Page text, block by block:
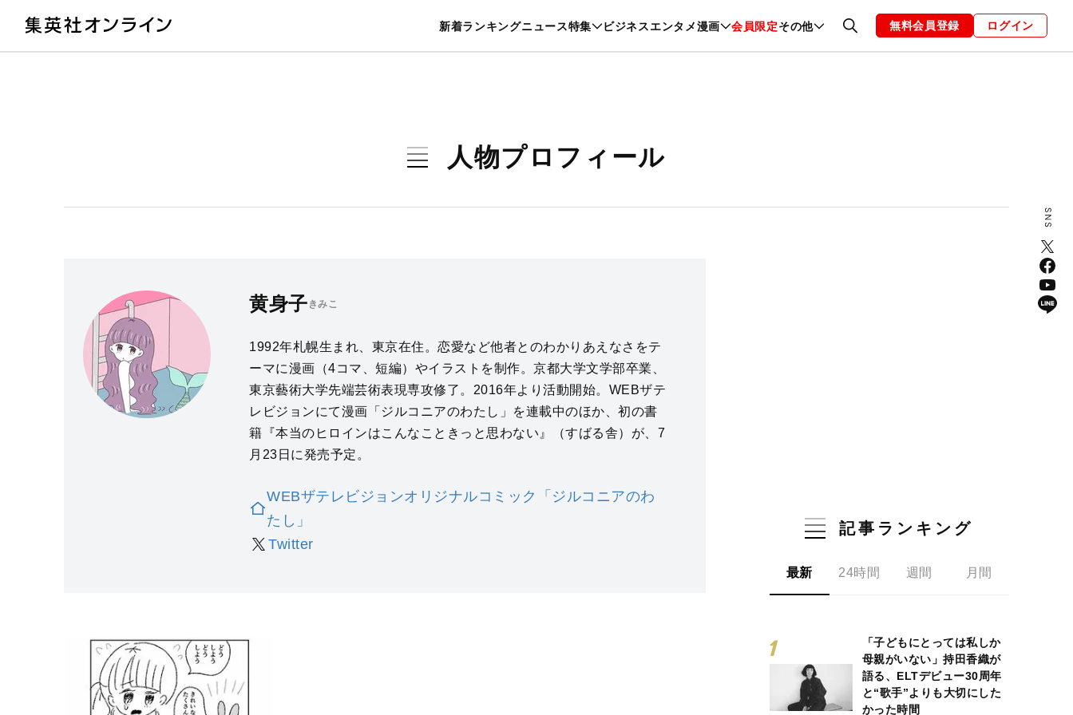
新着ランキングニュース特集 ビジネスエンタメ漫画 会員限定その他
暮らし スポーツ ヘルスケア 美容 グルメ ファッション 恋愛・結婚 編集部 お知らせ
無料会員登録 ログイン
人物プロフィール
黄身子 きみこ
1992年札幌生まれ、東京在住。恋愛など他者とのわかりあえなさをテ
ーマに漫画（4コマ、短編）やイラストを制作。京都大学文学部卒業、
東京藝術大学先端芸術表現専攻修了。2016年より活動開始。WEBザテ
レビジョンにて漫画「ジルコニアのわたし」を連載中のほか、初の書
籍『本当のヒロインはこんなこときっと思わない』（すばる舎）が、7
月23日に発売予定。
WEBザテレビジョンオリジナルコミック「ジルコニアのわ
たし」
Twitter
記事ランキング
最新 24時間 週間 月間
「子どもにとっては私しか
母親がいない」持田香織が
語る、ELTデビュー30周年
と“歌手”よりも大切にした
かった時間